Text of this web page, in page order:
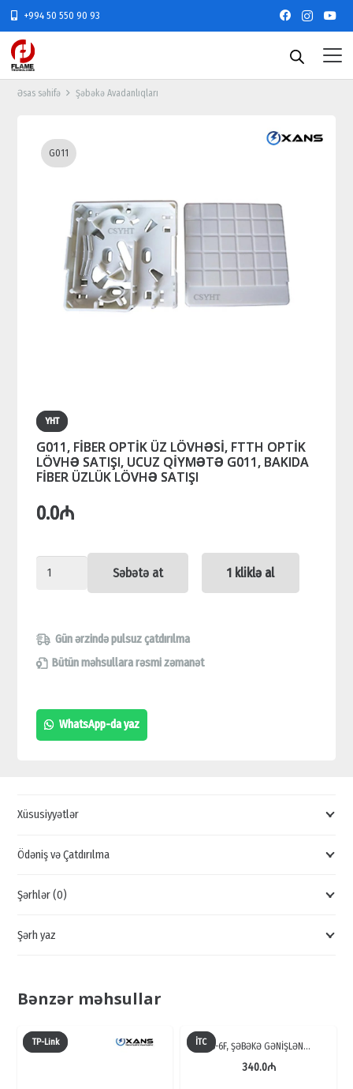
+994 50 550 90 93
Əsas səhifə Şəbəkə Avadanlıqları
G011
YHT
G011, FİBER OPTİK ÜZ LÖVHƏSİ, FTTH OPTİK
LÖVHƏ SATIŞI, UCUZ QİYMƏTƏ G011, BAKIDA
FİBER ÜZLÜK LÖVHƏ SATIŞI
0.0₼
G011,
ÜZ
LÖVHƏSİ,
OPTİK
LÖVHƏ
BAKIDA
ÜZLÜK
SATIŞI
Səbətə at 1 kliklə al
Gün ərzində pulsuz çatdırılma
Bütün məhsullara rəsmi zəmanət
WhatsApp-da yaz
Xüsusiyyətlər
Ödəniş və Çatdırılma
Şərhlər (0)
Şərh yaz
Bənzər məhsullar
TP-Link İTCTS-6F, ŞƏBƏKƏ GƏNİŞLƏN…
340.0₼